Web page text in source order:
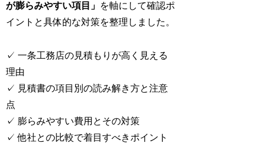
が膨らみやすい項目」 を軸にして確認ポ
イントと具体的な対策を整理しました。
✓ 一条工務店の見積もりが高く見える
理由
✓ 見積書の項目別の読み解き方と注意
点
✓ 膨らみやすい費用とその対策
✓ 他社との比較で着目すべきポイント